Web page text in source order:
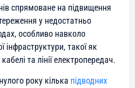
спрямоване на підвищення
у недостатньо
особливо навколо
інфраструктури, такої як
та лінії електропередач.
року кілька підводних